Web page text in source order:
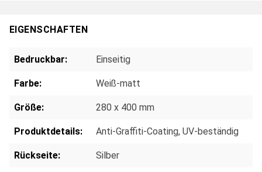
EIGENSCHAFTEN
Bedruckbar: Einseitig
Farbe: Weiß-matt
Größe: 280 x 400 mm
Produktdetails: Anti-Graffiti-Coating, UV-beständig
Rückseite: Silber